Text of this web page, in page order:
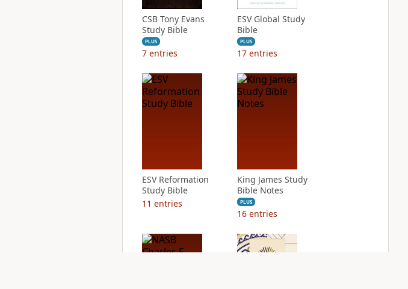
CSB Tony Evans
Study Bible
PLUS
7 entries
ESV Global Study
Bible
PLUS
17 entries
ESV Reformation
Study Bible
11 entries
King James Study
Bible Notes
PLUS
16 entries